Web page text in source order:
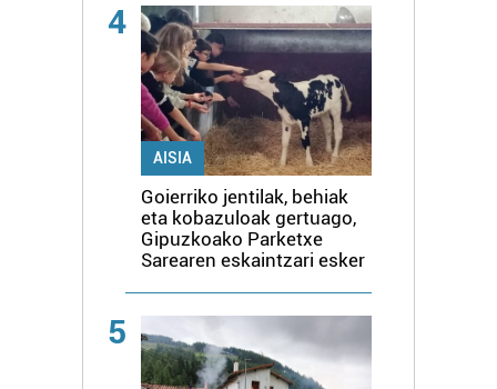
4
AISIA
Goierriko jentilak, behiak
eta kobazuloak gertuago,
Gipuzkoako Parketxe
Sarearen eskaintzari esker
5